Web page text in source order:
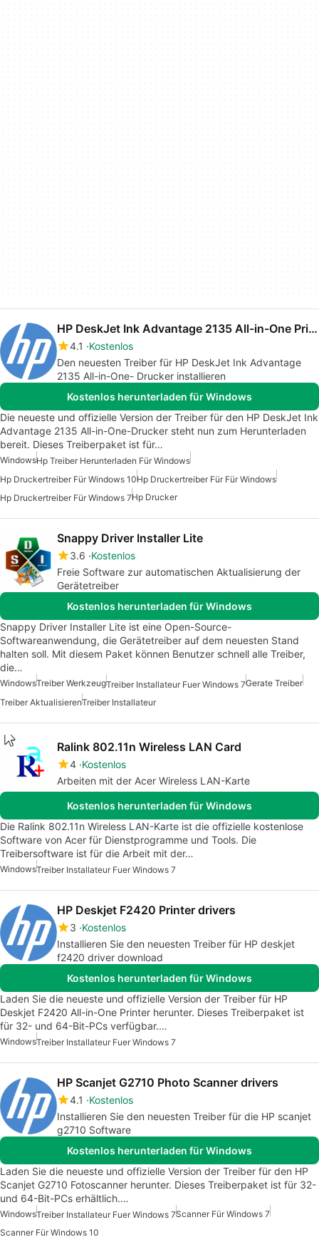
HP DeskJet Ink Advantage 2135 All-in-One Printer drivers
4.1
Kostenlos
Den neuesten Treiber für HP DeskJet Ink Advantage
2135 All-in-One- Drucker installieren
Kostenlos herunterladen für Windows
Die neueste und offizielle Version der Treiber für den HP DeskJet Ink
Advantage 2135 All-in-One-Drucker steht nun zum Herunterladen
bereit. Dieses Treiberpaket ist für…
WindowsHp Treiber Herunterladen Für Windows
Hp Druckertreiber Für Windows 10Hp Druckertreiber Für Für Windows
Hp Druckertreiber Für Windows 7Hp Drucker
Snappy Driver Installer Lite
3.6 Kostenlos
Freie Software zur automatischen Aktualisierung der
Gerätetreiber
Kostenlos herunterladen für Windows
Snappy Driver Installer Lite ist eine Open-Source-
Softwareanwendung, die Gerätetreiber auf dem neuesten Stand
halten soll. Mit diesem Paket können Benutzer schnell alle Treiber,
die…
WindowsTreiber WerkzeugTreiber Installateur Fuer Windows 7Gerate Treiber
Treiber AktualisierenTreiber Installateur
Ralink 802.11n Wireless LAN Card
4 Kostenlos
Arbeiten mit der Acer Wireless LAN-Karte
Kostenlos herunterladen für Windows
Die Ralink 802.11n Wireless LAN-Karte ist die offizielle kostenlose
Software von Acer für Dienstprogramme und Tools. Die
Treibersoftware ist für die Arbeit mit der…
WindowsTreiber Installateur Fuer Windows 7
HP Deskjet F2420 Printer drivers
3 Kostenlos
Installieren Sie den neuesten Treiber für HP deskjet
f2420 driver download
Kostenlos herunterladen für Windows
Laden Sie die neueste und offizielle Version der Treiber für HP
Deskjet F2420 All-in-One Printer herunter. Dieses Treiberpaket ist
für 32- und 64-Bit-PCs verfügbar.…
WindowsTreiber Installateur Fuer Windows 7
HP Scanjet G2710 Photo Scanner drivers
4.1
Kostenlos
Installieren Sie den neuesten Treiber für die HP scanjet
g2710 Software
Kostenlos herunterladen für Windows
Laden Sie die neueste und offizielle Version der Treiber für den HP
Scanjet G2710 Fotoscanner herunter. Dieses Treiberpaket ist für 32-
und 64-Bit-PCs erhältlich.…
WindowsTreiber Installateur Fuer Windows 7Scanner Für Windows 7
Scanner Für Windows 10